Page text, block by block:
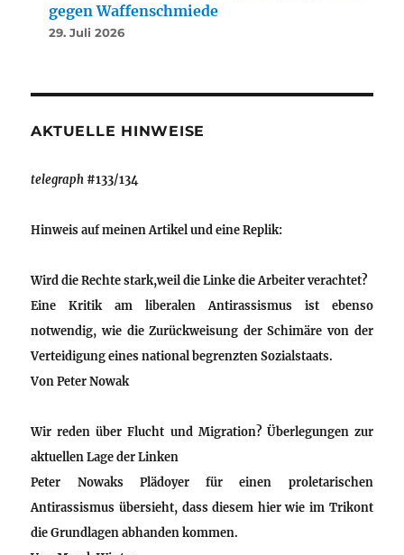
gegen Waffenschmiede
29. Juli 2026
AKTUELLE HINWEISE
telegraph #133/134
Hinweis auf meinen Artikel und eine Replik:
Wird die Rechte stark,weil die Linke die Arbeiter verachtet?
Eine Kritik am liberalen Antirassismus ist ebenso
notwendig, wie die Zurückweisung der Schimäre von der
Verteidigung eines national begrenzten Sozialstaats.
VonPeter Nowak
Wir reden über Flucht und Migration? Überlegungen zur
aktuellen Lage der Linken
Peter Nowaks Plädoyer für einen proletarischen
Antirassismus übersieht, dass diesem hier wie im Trikont
die Grundlagen abhanden kommen.